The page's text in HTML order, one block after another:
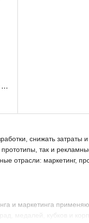
снижать затраты
так и
отрасли: маркетинг,
и маркетинга
медалей, кубков и
PETG филамент WS Коричневый пластик для 3D принтера 3.0 кг / 960 м / 1.75 мм